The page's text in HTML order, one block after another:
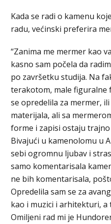
Kada se radi o kamenu
radu, većinski preferira
“Zanima me mermer kao
kasno sam počela da
po završetku studija. Na
terakotom, male figuralne
se opredelila za mermer,
materijala, ali sa
forme i zapisi ostaju
Bivajući u kamenolomu u
sebi ogromnu ljubav i
samo komentarisala
ne bih komentarisala,
Opredelila sam se za
kao i muzici i arhitekturi, a
Omiljeni rad mi je